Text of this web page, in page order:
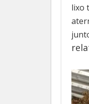
lixo